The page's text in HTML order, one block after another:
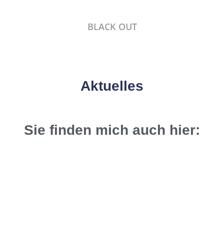
BLACK OUT
Aktuelles
Sie finden mich auch hier: